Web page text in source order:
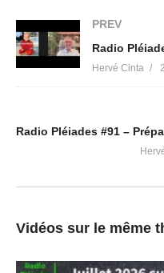
créatrice. Illustrations
livre autobiographique.
https://medecinedelarose.fr/
Canal « Radio Pléiades
PREV
Hervé Cinta
Vidéos sur le même